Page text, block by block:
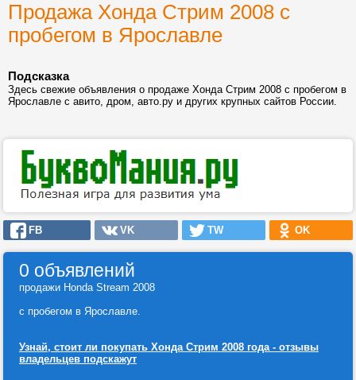
Продажа Хонда Стрим 2008 с
пробегом в Ярославле
Подсказка
Здесь свежие объявления о продаже Хонда Стрим 2008 с пробегом в
Ярославле с авито, дром, авто.ру и других крупных сайтов России.
FB VK TW OK
0 объявлений
продажи Honda Stream 2008
с пробегом в Ярославле.
Узнай, стоит ли покупать Хонда Стрим 2008 года - отзывы
владельцев подскажут